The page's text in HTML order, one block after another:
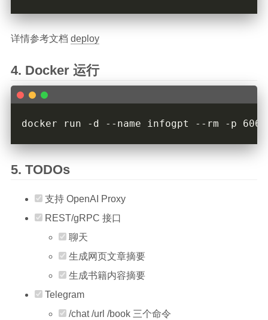
详情参考文档 deploy
Docker 运行
TODOs
支持 OpenAI Proxy
REST/gRPC 接口
聊天
生成网页文章摘要
生成书籍内容摘要
Telegram
/chat /url /book 三个命令